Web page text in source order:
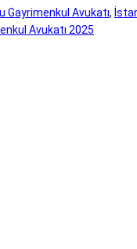
Gayrimenkul Avukatı,
Avukatı 2025